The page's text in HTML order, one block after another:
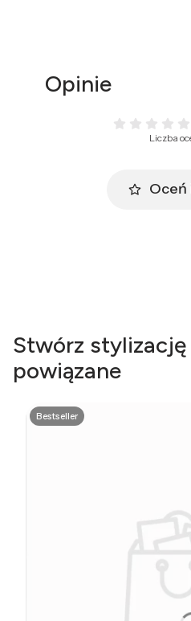
Opinie
Liczba
Oceń
Stwórz
powiązane
Bestseller